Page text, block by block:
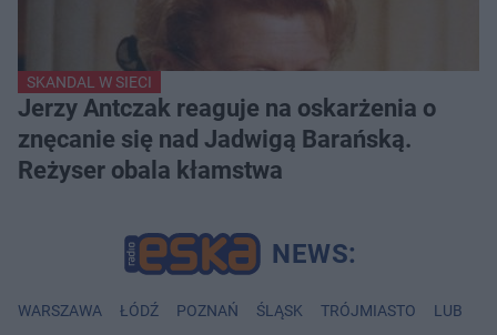
SKANDAL W SIECI
Jerzy Antczak reaguje na oskarżenia o
znęcanie się nad Jadwigą Barańską.
Reżyser obala kłamstwa
WARSZAWA ŁÓDŹ POZNAŃ ŚLĄSK TRÓJMIASTO LUBLIN